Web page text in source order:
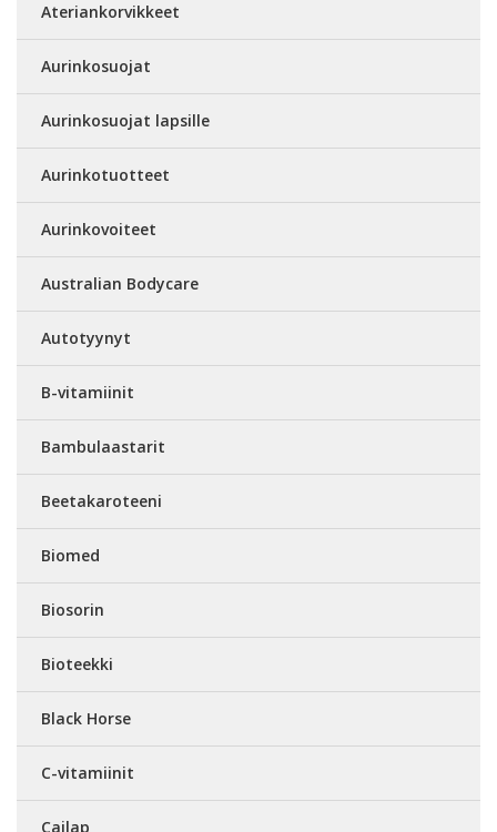
Ateriankorvikkeet
Aurinkosuojat
Aurinkosuojat lapsille
Aurinkotuotteet
Aurinkovoiteet
Australian Bodycare
Autotyynyt
B-vitamiinit
Bambulaastarit
Beetakaroteeni
Biomed
Biosorin
Bioteekki
Black Horse
C-vitamiinit
Cailap